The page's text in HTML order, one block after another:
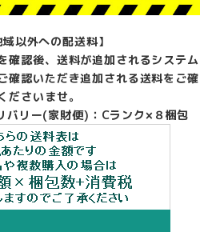
域以外への配送料】
確認後、送料が追加されるシステム
確認いただき追加される送料をご確
ださいませ。
バリー(家財便)：Cランク×８梱包